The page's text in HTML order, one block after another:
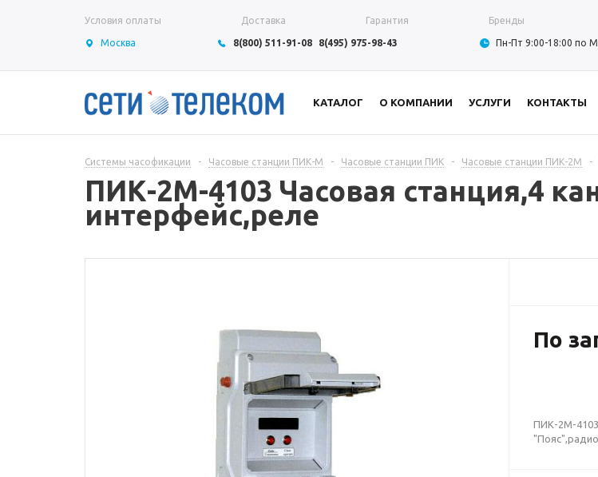
Условия оплаты Доставка Гарантия Бренды
Москва 8(800) 511-91-08 8(495) 975-98-43 Пн-Пт 9:00-18:00 по
КАТАЛОГ О КОМПАНИИ УСЛУГИ КОНТАКТЫ
Системы часофикации - Часовые станции ПИК-М - Часовые станции ПИК - Часовые станции ПИК-2М -
ПИК-2М-4103 Часовая станция,4
интерфейс,реле
По
ПИК-2М-4103